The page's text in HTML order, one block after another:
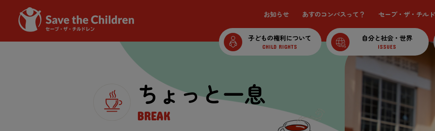
子どもの権利について
CHILD RIGHTS
自分と社会・世界
ISSUES
お知らせ あすのコンパスって？ セーブ・ザ・チル
ちょっと一息
BREAK